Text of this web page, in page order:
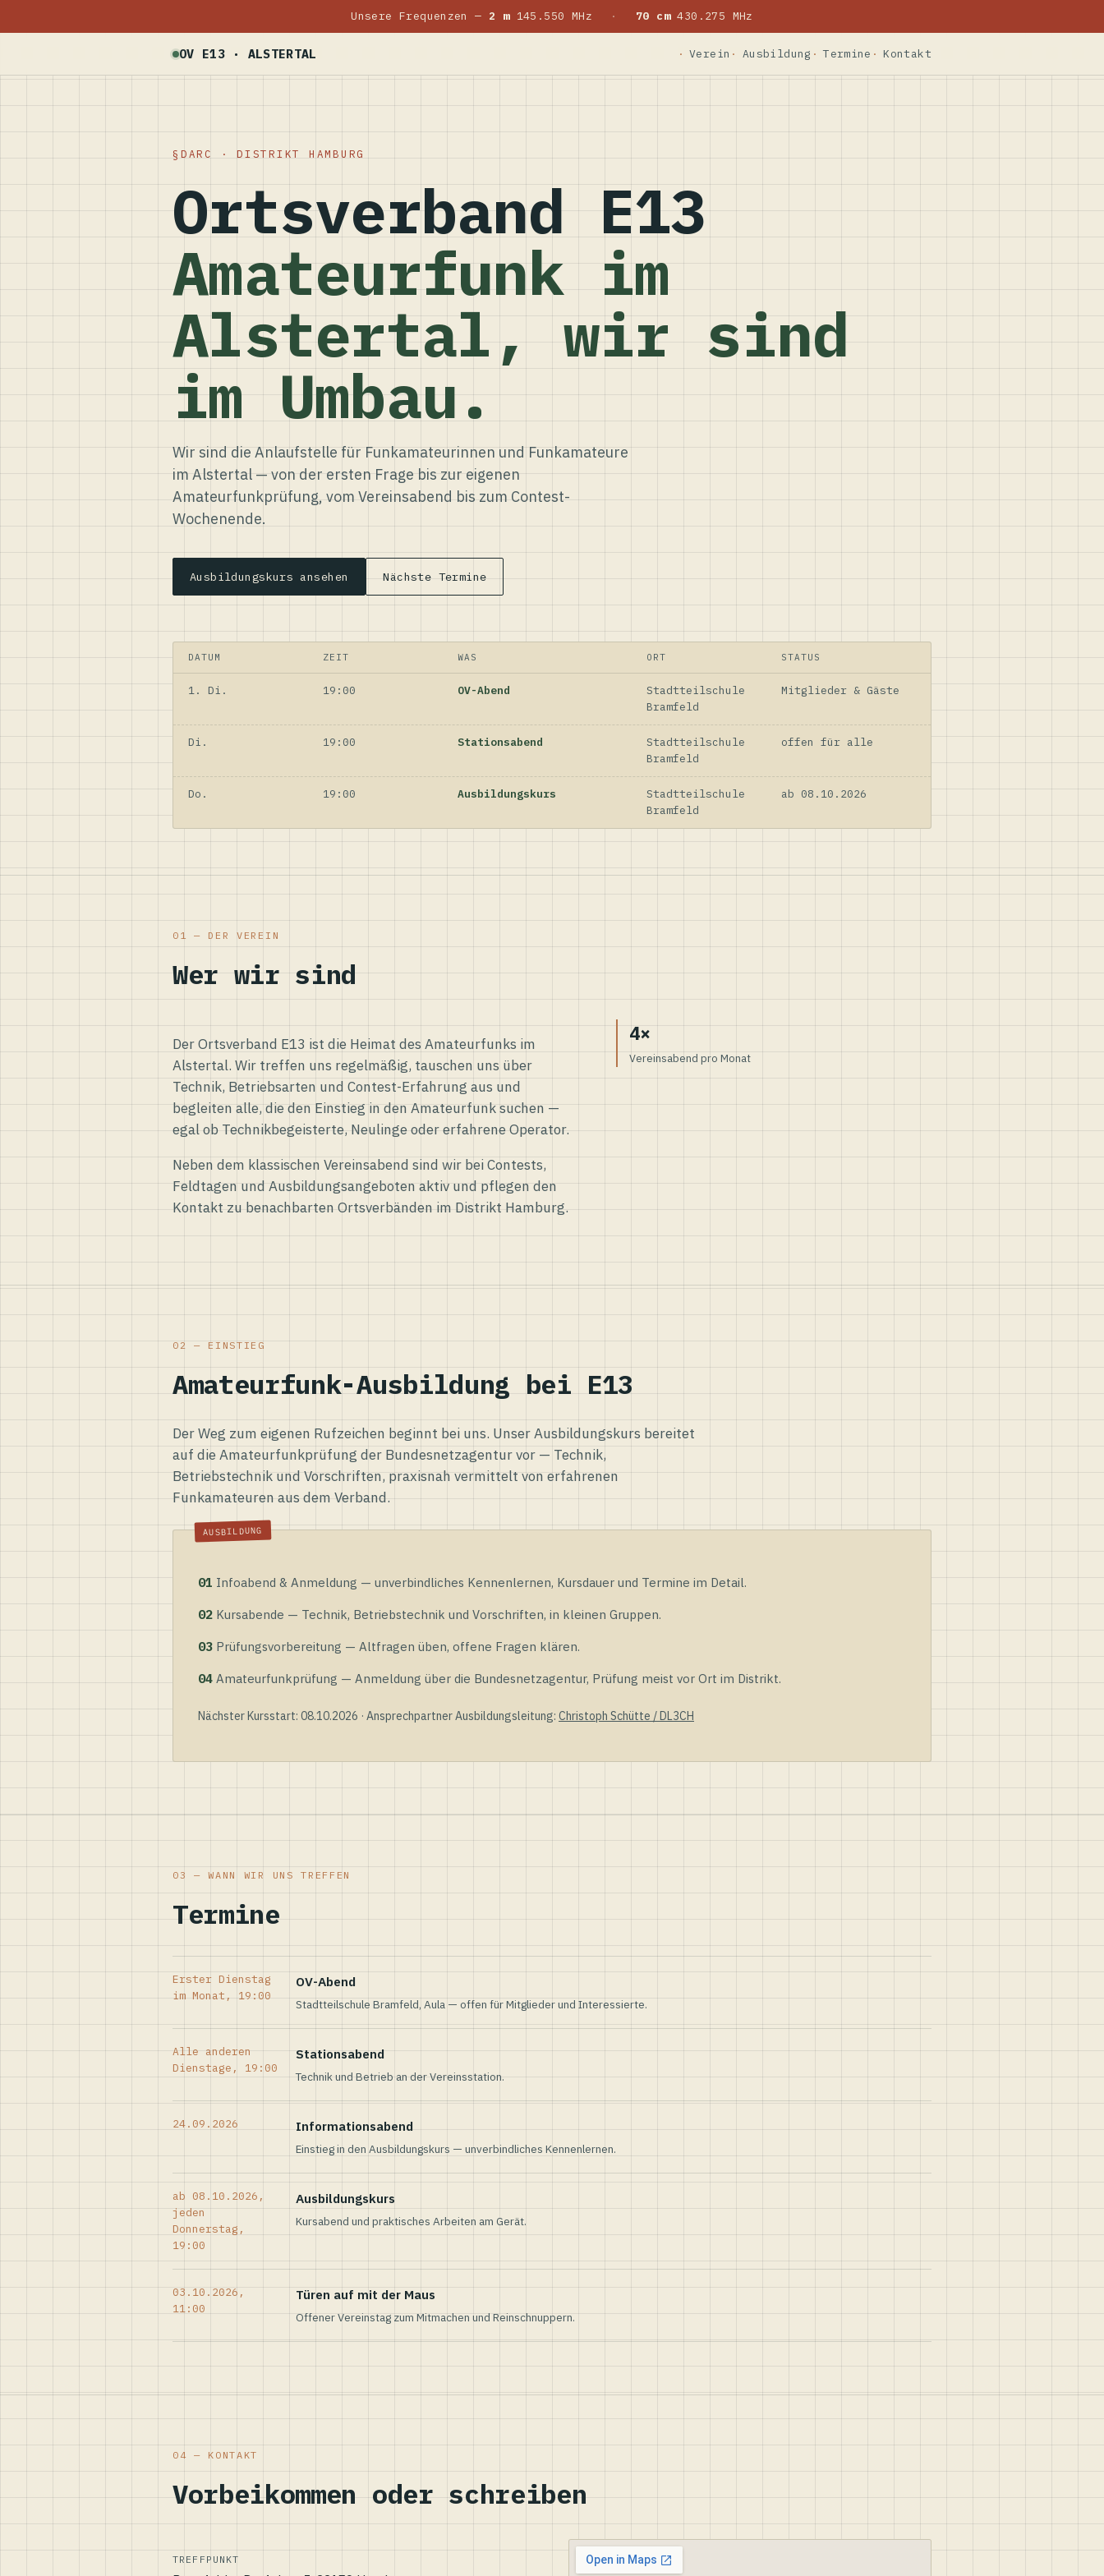
Unsere Frequenzen — 2 m145.550 MHz · 70 cm430.275 MHz
OV E13 · ALSTERTAL Verein Ausbildung Termine Kontakt
DARC · DISTRIKT HAMBURG
Ortsverband E13
Amateurfunk im
Alstertal, wir sind
im Umbau.
Wir sind die Anlaufstelle für Funkamateurinnen und Funkamateure
im Alstertal — von der ersten Frage bis zur eigenen
Amateurfunkprüfung, vom Vereinsabend bis zum Contest-
Wochenende.
Ausbildungskurs ansehen Nächste Termine
DATUM ZEIT WAS ORT STATUS
1. Di. 19:00 OV-Abend
Stadtteilschule
Bramfeld
Mitglieder & Gäste
Di. 19:00 Stationsabend
Stadtteilschule
Bramfeld
offen für alle
Do. 19:00 Ausbildungskurs
Stadtteilschule
Bramfeld
ab 08.10.2026
01 — DER VEREIN
Wer wir sind
Der Ortsverband E13 ist die Heimat des Amateurfunks im
Alstertal. Wir treffen uns regelmäßig, tauschen uns über
Technik, Betriebsarten und Contest-Erfahrung aus und
begleiten alle, die den Einstieg in den Amateurfunk suchen —
egal ob Technikbegeisterte, Neulinge oder erfahrene Operator.
Neben dem klassischen Vereinsabend sind wir bei Contests,
Feldtagen und Ausbildungsangeboten aktiv und pflegen den
Kontakt zu benachbarten Ortsverbänden im Distrikt Hamburg.
4×
Vereinsabend pro Monat
02 — EINSTIEG
Amateurfunk-Ausbildung bei E13
Der Weg zum eigenen Rufzeichen beginnt bei uns. Unser Ausbildungskurs bereitet
auf die Amateurfunkprüfung der Bundesnetzagentur vor — Technik,
Betriebstechnik und Vorschriften, praxisnah vermittelt von erfahrenen
Funkamateuren aus dem Verband.
01 Infoabend & Anmeldung — unverbindliches Kennenlernen, Kursdauer und Termine im Detail.
02 Kursabende — Technik, Betriebstechnik und Vorschriften, in kleinen Gruppen.
03 Prüfungsvorbereitung — Altfragen üben, offene Fragen klären.
04 Amateurfunkprüfung — Anmeldung über die Bundesnetzagentur, Prüfung meist vor Ort im Distrikt.
Nächster Kursstart: 08.10.2026 · Ansprechpartner Ausbildungsleitung: Christoph Schütte / DL3CH
03 — WANN WIR UNS TREFFEN
Termine
Erster Dienstag
im Monat, 19:00
OV-Abend
Stadtteilschule Bramfeld, Aula — offen für Mitglieder und Interessierte.
Alle anderen
Dienstage, 19:00
Stationsabend
Technik und Betrieb an der Vereinsstation.
24.09.2026 Informationsabend
Einstieg in den Ausbildungskurs — unverbindliches Kennenlernen.
ab 08.10.2026,
jeden
Donnerstag,
19:00
Ausbildungskurs
Kursabend und praktisches Arbeiten am Gerät.
03.10.2026,
11:00
Türen auf mit der Maus
Offener Vereinstag zum Mitmachen und Reinschnuppern.
04 — KONTAKT
Vorbeikommen oder schreiben
TREFFPUNKT